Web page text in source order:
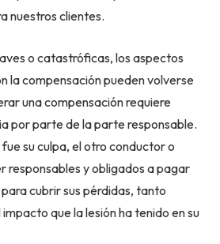
nuestros clientes.
o catastróficas, los aspectos
la compensación pueden volverse
una compensación requiere
por parte de la parte responsable.
su culpa, el otro conductor o
responsables y obligados a pagar
cubrir sus pérdidas, tanto
que la lesión ha tenido en su